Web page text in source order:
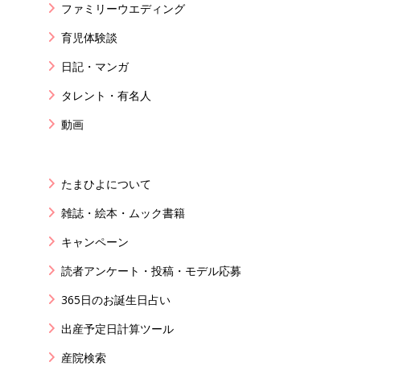
ファミリーウエディング
育児体験談
日記・マンガ
タレント・有名人
動画
たまひよについて
雑誌・絵本・ムック書籍
キャンペーン
読者アンケート・投稿・モデル応募
365日のお誕生日占い
出産予定日計算ツール
産院検索